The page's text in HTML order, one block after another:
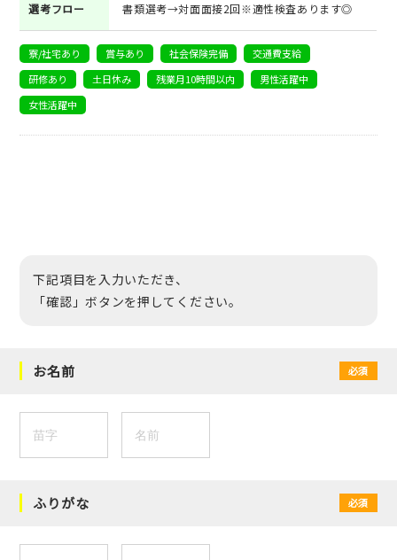
選考フロー 書類選考→対面面接2回※適性検査あります◎
寮/社宅あり 賞与あり 社会保険完備
交通費支給
研修あり
土日休み 残業月10時間以内
男性活躍中
女性活躍中
下記項目を入力いただき、
「確認」ボタンを押してください。
お名前 必須
ふりがな 必須